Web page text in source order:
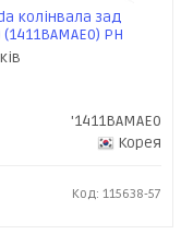
колінвала зад
PH
'1411BAMAE0
Корея
Код: 115638-57